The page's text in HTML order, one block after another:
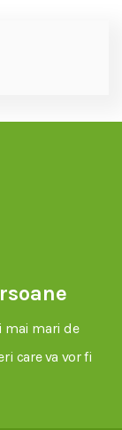
mai mari de
care va vor fi